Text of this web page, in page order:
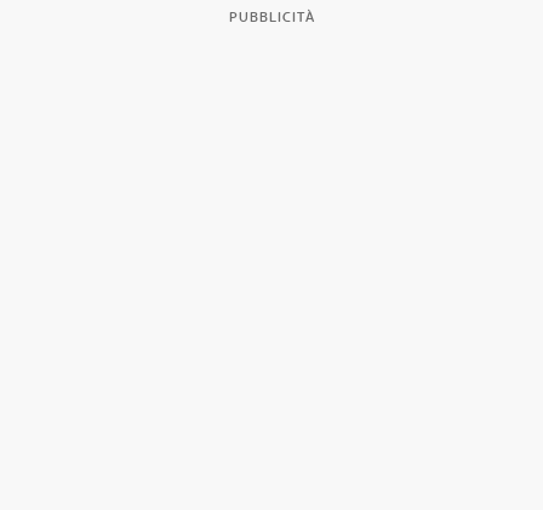
PUBBLICITÀ